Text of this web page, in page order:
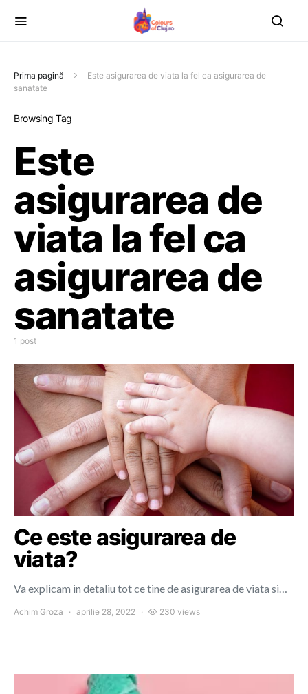
Prima pagină
Este asigurarea de viata la fel ca asigurarea de
sanatate
Browsing Tag
Este
asigurarea de
viata la fel ca
asigurarea de
sanatate
1 post
Ce este asigurarea de
viata?
Va explicam in detaliu tot ce tine de asigurarea de viata si…
Achim Groza aprilie 28, 2022 230 views